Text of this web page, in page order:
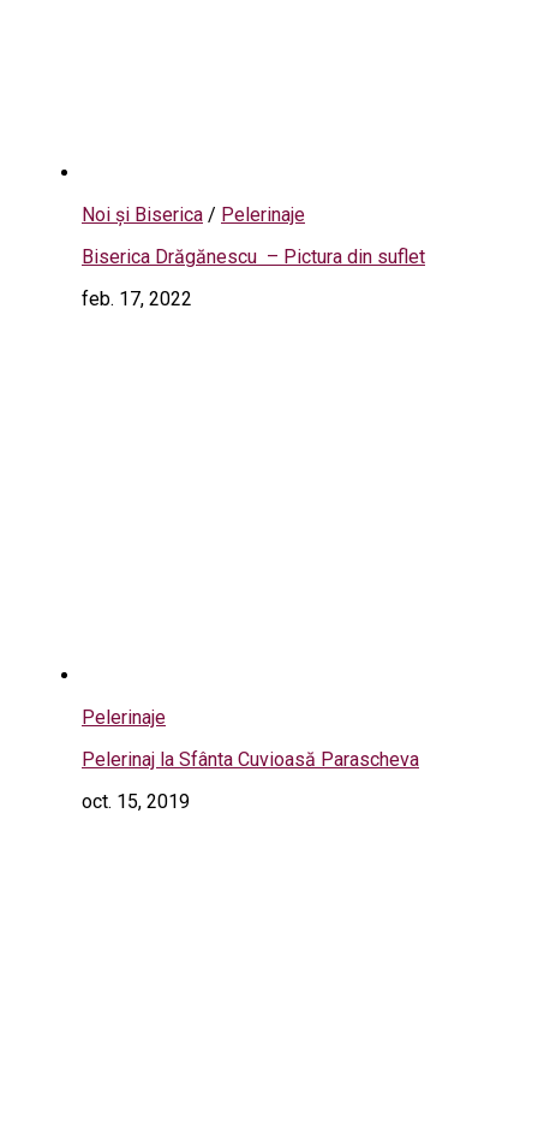
Noi și Biserica / Pelerinaje
Biserica Drăgănescu – Pictura din suflet
feb. 17, 2022
Pelerinaje
Pelerinaj la Sfânta Cuvioasă Parascheva
oct. 15, 2019